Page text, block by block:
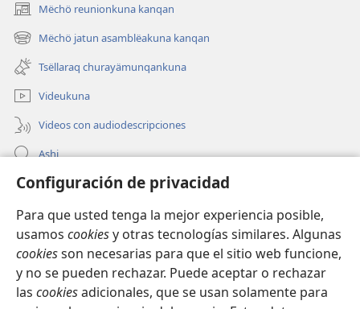
Configuración de privacidad
Para que usted tenga la mejor experiencia posible,
usamos cookiesy otras tecnologías similares. Algunas
cookiesson necesarias para que el sitio web funcione,
y no se pueden rechazar. Puede aceptar o rechazar
las cookiesadicionales, que se usan solamente para
Mëchö reunionkuna kanqan
(abre
una
nueva
ventana)
Mëchö jatun asamblëakuna kanqan
(abre
una
nueva
ventana)
Tsëllaraq churayämunqankuna
Videukuna
Videos con audiodescripciones
Ashi
Mëtsëchö Jehoväpa testïgunkunapaq musyanëkipaq
Qellë churana
(abre
nueva
ventana)
LLAPAN LEYINA KAQ Watchtower™
(abre
una
nueva
JW Hub ®